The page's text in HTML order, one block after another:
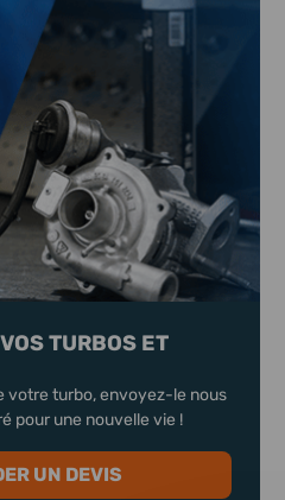
TURBOS ET
votre turbo, envoyez-le nous
pour une nouvelle vie !
UN DEVIS